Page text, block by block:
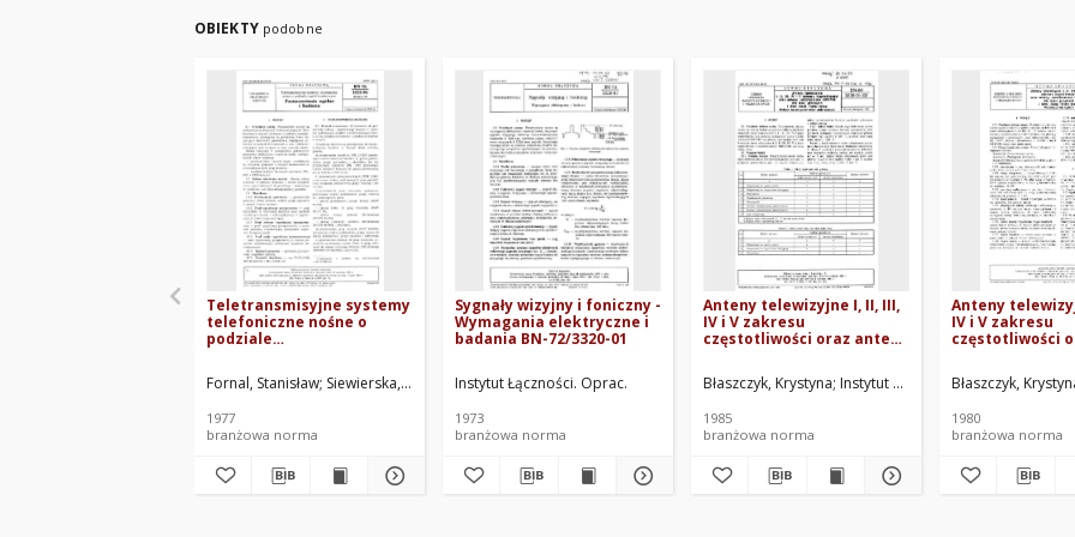
OBIEKTY podobne
Teletransmisyjne systemy
telefoniczne nośne o
podziale
Postanowienia ogólne i
badania BN-76/3223-04
Fornal, Stanisław Siewierska, Anna Zagrobelny, Tadeusz Instytut Łączności. Oprac.
1977
branżowa norma
Sygnały wizyjny i foniczny -
Wymagania elektryczne i
badania BN-72/3320-01
Instytut Łączności. Oprac.
1973
branżowa norma
Anteny telewizyjne I, II, III,
IV i V zakresu
częstotliwości oraz anteny
sieci głównych i sieci stacji
małej mocy - Metody
elektrycznych BN-84/3235-
01/02
Błaszczyk, Krystyna Instytut Łączności. Oprac.
1985
branżowa norma
Anteny
IV i V zakresu
częstotliwości
sieci głównych
małej mocy -
80/3235-01.00
Błaszczyk,
1980
branżowa norma